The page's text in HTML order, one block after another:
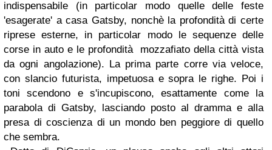
indispensabile (in particolar modo quelle delle feste
'esagerate' a casa Gatsby, nonchè la profondità di certe
riprese esterne, in particolar modo le sequenze delle
corse in auto e le profondità mozzafiato della città vista
da ogni angolazione). La prima parte corre via veloce,
con slancio futurista, impetuosa e sopra le righe. Poi i
toni scendono e s'incupiscono, esattamente come la
parabola di Gatsby, lasciando posto al dramma e alla
presa di coscienza di un mondo ben peggiore di quello
che sembra.